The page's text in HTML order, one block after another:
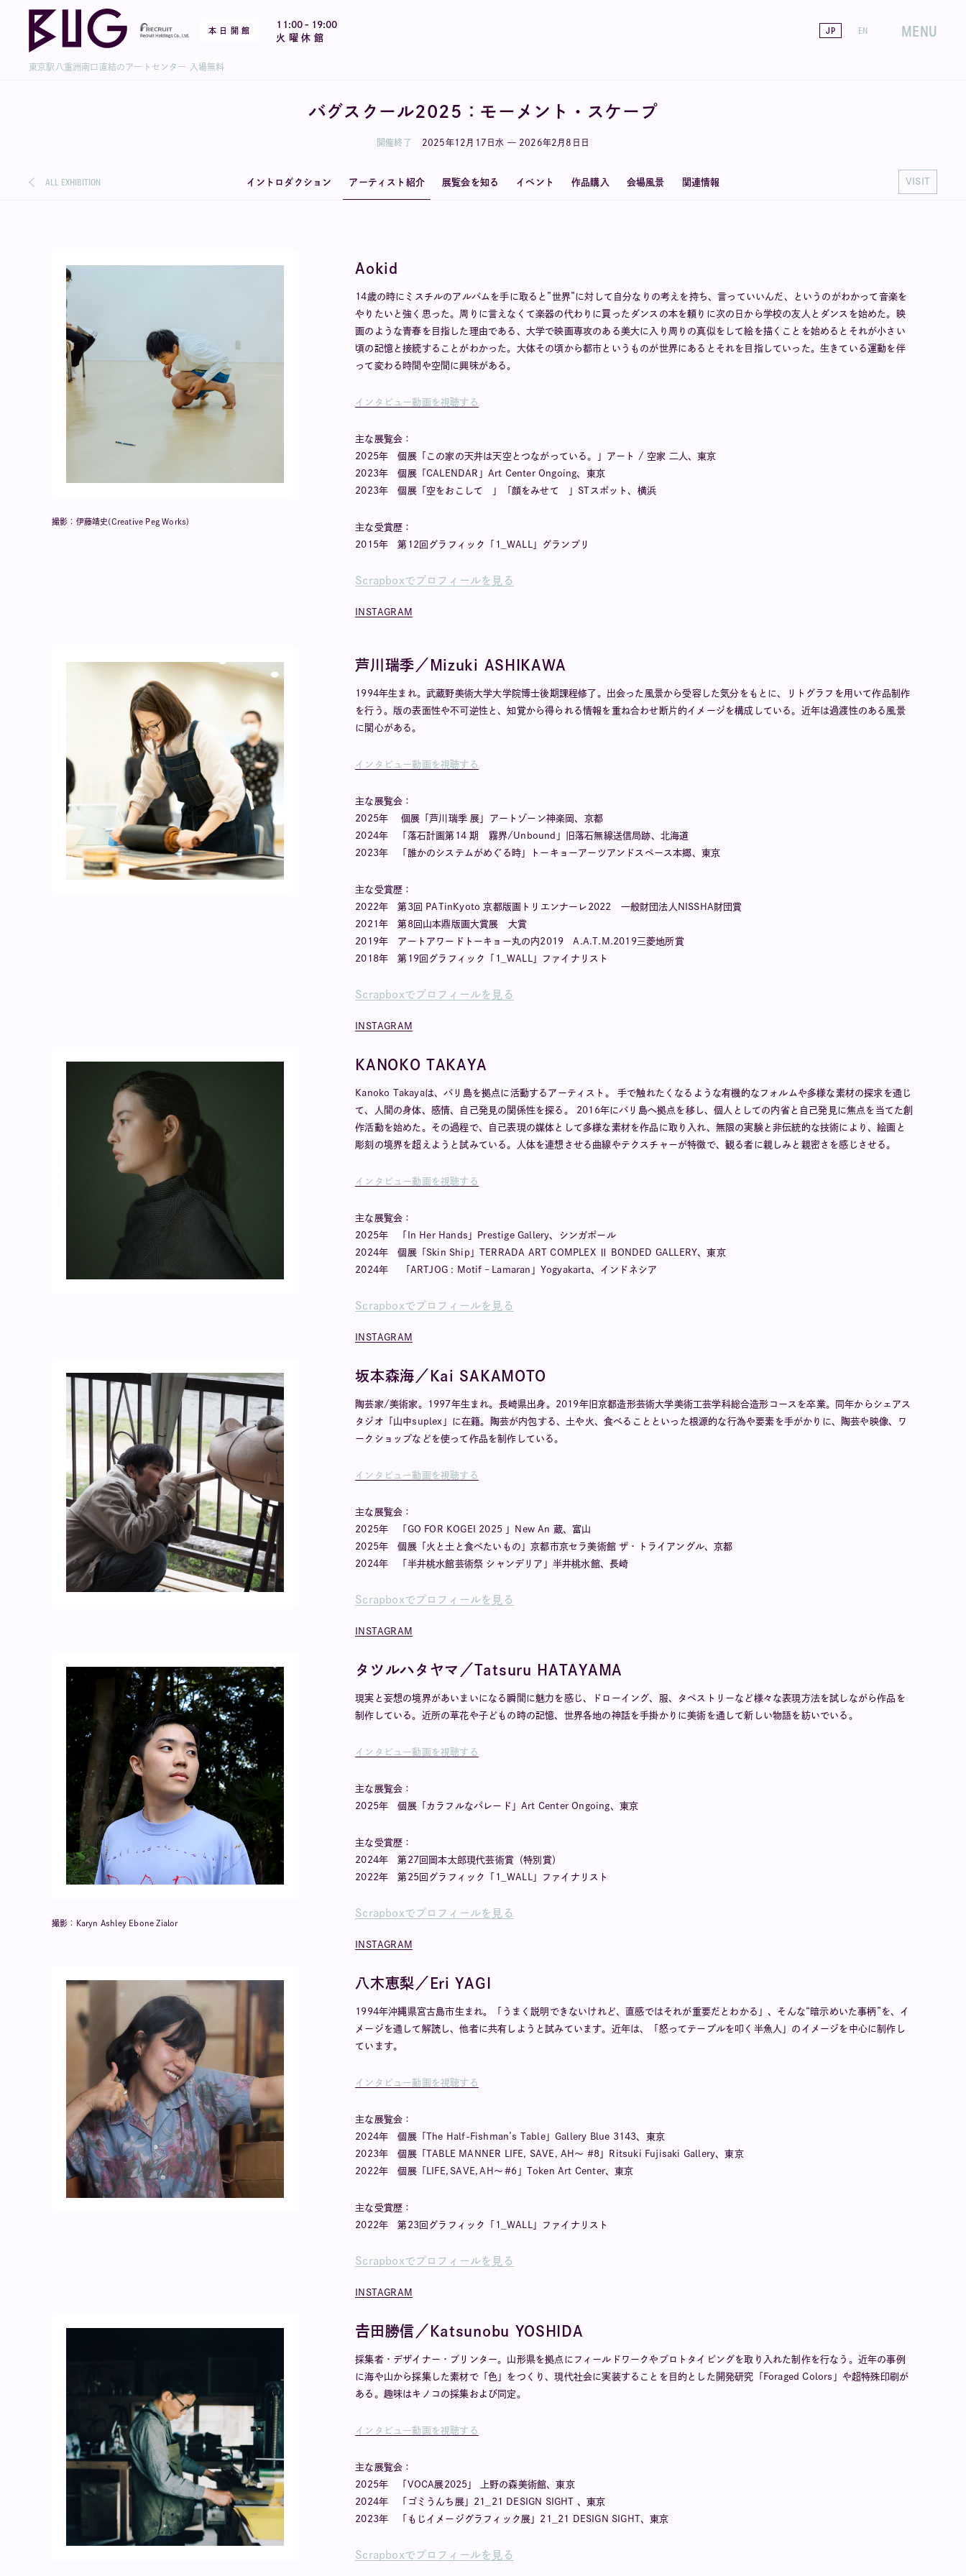
本 日 開 館
11:00 - 19:00
火 曜 休 館
JP EN MENU
東京駅八重洲南口直結のアートセンター 入場無料
バグスクール2025：モーメント・スケープ
開催終了 2025年12 月 17 日水 —2026年2 月 8 日 日
ALL EXHIBITION イントロダクション アーティスト紹介 展覧会を知る イベント 作品購入 会場風景 関連情報 VISIT
撮影：伊藤靖史(Creative Peg Works)
Aokid
14歳の時にミスチルのアルバムを手に取ると”世界”に対して自分なりの考えを持ち、言っていいんだ、というのがわかって音楽を
やりたいと強く思った。周りに言えなくて楽器の代わりに買ったダンスの本を頼りに次の日から学校の友人とダンスを始めた。映
画のような青春を目指した理由である、大学で映画専攻のある美大に入り周りの真似をして絵を描くことを始めるとそれが小さい
頃の記憶と接続することがわかった。大体その頃から都市というものが世界にあるとそれを目指していった。生きている運動を伴
って変わる時間や空間に興味がある。
インタビュー動画を視聴する
主な展覧会：
2025年 個展「この家の天井は天空とつながっている。」アート / 空家 二人、東京
2023年 個展「CALENDAR」Art Center Ongoing、東京
2023年 個展「空をおこして 」「顔をみせて 」STスポット、横浜
主な受賞歴：
2015年 第12回グラフィック「1_WALL」グランプリ
Scrapboxでプロフィールを見る
INSTAGRAM
芦川瑞季／Mizuki ASHIKAWA
1994年生まれ。武蔵野美術大学大学院博士後期課程修了。出会った風景から受容した気分をもとに、リトグラフを用いて作品制作
を行う。版の表面性や不可逆性と、知覚から得られる情報を重ね合わせ断片的イメージを構成している。近年は過渡性のある風景
に関心がある。
インタビュー動画を視聴する
主な展覧会：
2025年 個展「芦川瑞季 展」アートゾーン神楽岡、京都
2024年 「落石計画第14 期 霧界/Unbound」旧落石無線送信局跡、北海道
2023年 「誰かのシステムがめぐる時」トーキョーアーツアンドスペース本郷、東京
主な受賞歴：
2022年 第3回 PATinKyoto 京都版画トリエンナーレ2022 一般財団法人NISSHA財団賞
2021年 第8回山本鼎版画大賞展 大賞
2019年 アートアワードトーキョー丸の内2019 A.A.T.M.2019三菱地所賞
2018年 第19回グラフィック「1_WALL」ファイナリスト
Scrapboxでプロフィールを見る
INSTAGRAM
KANOKO TAKAYA
Kanoko Takayaは、バリ島を拠点に活動するアーティスト。 手で触れたくなるような有機的なフォルムや多様な素材の探求を通じ
て、人間の身体、感情、自己発見の関係性を探る。 2016年にバリ島へ拠点を移し、個人としての内省と自己発見に焦点を当てた創
作活動を始めた。その過程で、自己表現の媒体として多様な素材を作品に取り入れ、無限の実験と非伝統的な技術により、絵画と
彫刻の境界を超えようと試みている。人体を連想させる曲線やテクスチャーが特徴で、観る者に親しみと親密さを感じさせる。
インタビュー動画を視聴する
主な展覧会：
2025年 「In Her Hands」Prestige Gallery、シンガポール
2024年 個展「Skin Ship」TERRADA ART COMPLEX Ⅱ BONDED GALLERY、東京
2024年 「ARTJOG : Motif – Lamaran」Yogyakarta、インドネシア
Scrapboxでプロフィールを見る
INSTAGRAM
坂本森海／Kai SAKAMOTO
陶芸家/美術家。1997年生まれ。長崎県出身。2019年旧京都造形芸術大学美術工芸学科総合造形コースを卒業。同年からシェアス
タジオ「山中suplex」に在籍。陶芸が内包する、土や火、食べることといった根源的な行為や要素を手がかりに、陶芸や映像、ワ
ークショップなどを使って作品を制作している。
インタビュー動画を視聴する
主な展覧会：
2025年 「GO FOR KOGEI 2025 」New An 蔵、富山
2025年 個展「火と土と食べたいもの」京都市京セラ美術館 ザ・トライアングル、京都
2024年 「半井桃水館芸術祭 シャンデリア」半井桃水館、長崎
Scrapboxでプロフィールを見る
INSTAGRAM
撮影：Karyn Ashley Ebone Zialor
タツルハタヤマ／Tatsuru HATAYAMA
現実と妄想の境界があいまいになる瞬間に魅力を感じ、ドローイング、服、タペストリーなど様々な表現方法を試しながら作品を
制作している。近所の草花や子どもの時の記憶、世界各地の神話を手掛かりに美術を通して新しい物語を紡いでいる。
インタビュー動画を視聴する
主な展覧会：
2025年 個展「カラフルなパレード」Art Center Ongoing、東京
主な受賞歴：
2024年 第27回岡本太郎現代芸術賞（特別賞）
2022年 第25回グラフィック「1_WALL」ファイナリスト
Scrapboxでプロフィールを見る
INSTAGRAM
八木恵梨／Eri YAGI
1994年沖縄県宮古島市生まれ。「うまく説明できないけれど、直感ではそれが重要だとわかる」、そんな“暗示めいた事柄”を、イ
メージを通して解読し、他者に共有しようと試みています。近年は、「怒ってテーブルを叩く半魚人」のイメージを中心に制作し
ています。
インタビュー動画を視聴する
主な展覧会：
2024年 個展「The Half‑Fishman’s Table」Gallery Blue 3143、東京
2023年 個展「TABLE MANNER LIFE, SAVE, AH〜 #8」Ritsuki Fujisaki Gallery、東京
2022年 個展「LIFE, SAVE, AH〜 #6」Token Art Center、東京
主な受賞歴：
2022年 第23回グラフィック「1_WALL」ファイナリスト
Scrapboxでプロフィールを見る
INSTAGRAM
𠮷田勝信／Katsunobu YOSHIDA
採集者・デザイナー・プリンター。山形県を拠点にフィールドワークやプロトタイピングを取り入れた制作を行なう。近年の事例
に海や山から採集した素材で「色」をつくり、現代社会に実装することを目的とした開発研究「Foraged Colors」や超特殊印刷が
ある。趣味はキノコの採集および同定。
インタビュー動画を視聴する
主な展覧会：
2025年 「VOCA展2025」 上野の森美術館、東京
2024年 「ゴミうんち展」21_21 DESIGN SIGHT 、東京
2023年 「もじイメージグラフィック展」21_21 DESIGN SIGHT、東京
Scrapboxでプロフィールを見る